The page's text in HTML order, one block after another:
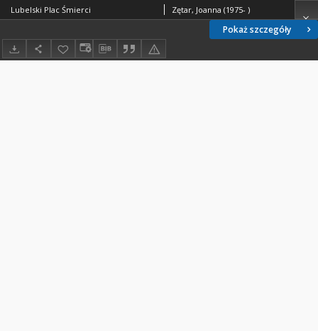
Pokaż szczegóły
Lubelski Plac Śmierci Zętar, Joanna (1975- )